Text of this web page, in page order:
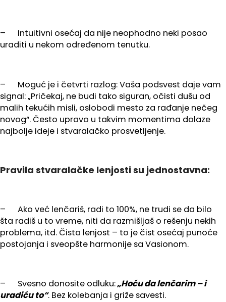
– Intuitivni osećaj da nije neophodno neki posao
uraditi u nekom određenom tenutku.
– Moguć je i četvrti razlog: Vaša podsvest daje vam
signal: „Pričekaj, ne budi tako siguran, očisti dušu od
malih tekućih misli, oslobodi mesto za rađanje nečeg
novog“. Često upravo u takvim momentima dolaze
najbolje ideje i stvaralačko prosvetljenje.
Pravila stvaralačke lenjosti su jednostavna:
– Ako već lenčariš, radi to 100%, ne trudi se da bilo
šta radiš u to vreme, niti da razmišljaš o rešenju nekih
problema, itd. Čista lenjost – to je čist osećaj punoće
postojanja i sveopšte harmonije sa Vasionom.
– Svesno donosite odluku:„Hoću da lenčarim – i
uradiću to“. Bez kolebanja i griže savesti.